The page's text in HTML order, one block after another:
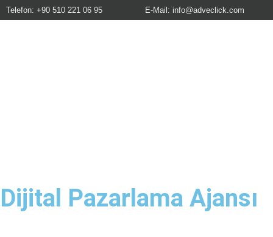
Telefon: +90 510 221 06 95 E-Mail: info@adveclick.com
Dijital Pazarlama Ajansı